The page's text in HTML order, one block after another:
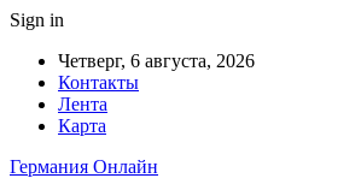
Sign in
Четверг, 6 августа, 2026
Контакты
Лента
Карта
Германия Онлайн